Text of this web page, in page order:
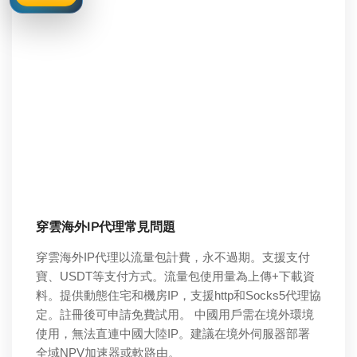
穿雲海外IP代理常見問題
穿雲海外IP代理以流量包計費，永不過期。支援支付
寶、USDT等支付方式。流量包使用量為上傳+下載資
料。提供動態住宅和機房IP，支援http和Socks5代理協
定。註冊後可申請免費試用。 中國用戶需在境外環境
使用，無法直連中國大陸IP。建議在境外伺服器部署
全域NPV加速器或軟路由。